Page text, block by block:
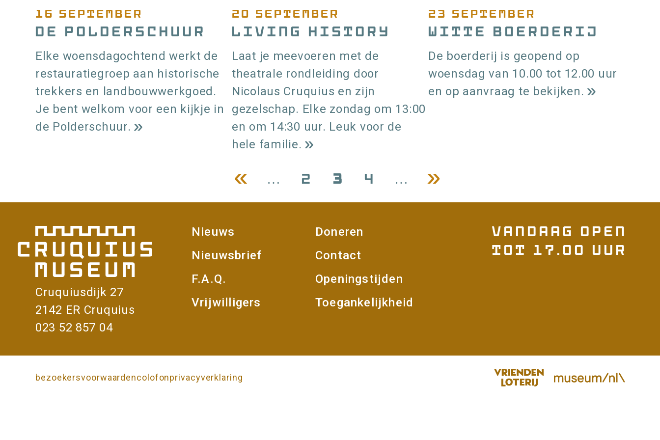
16 september
De Polderschuur
Elke woensdagochtend werkt de
restauratiegroep aan historische
trekkers en landbouwwerkgoed.
Je bent welkom voor een kijkje in
de Polderschuur.
e
e
rover
Polderschuur
20 september
Living History
Laat je meevoeren met de
theatrale rondleiding door
Nicolaus Cruquius en zijn
gezelschap. Elke zondag om 13:00
en om 14:30 uur. Leuk voor de
hele familie.
e
over
Living
History
23 september
Witte Boerderij
De boerderij is geopend op
woensdag van 10.00 tot 12.00 uur
en op aanvraag te bekijken.
e
Witte
Vorige
pagina
[ … Pagina
2 Pagina
3 Pagina
4 …
Volgende
pagina
]
Cruquiusdijk 27
2142 ER Cruquius
023 52 857 04
Voet
Nieuws
Nieuwsbrief
F.A.Q.
Vrijwilligers
Doneren
Contact
Openingstijden
Toegankelijkheid
Vandaag open
tot 17.00 uur
Onderkant
bezoekersvoorwaardencolofonprivacyverklaring